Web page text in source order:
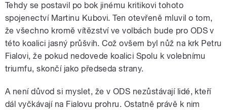
Tehdy se postavil po bok jinému kritikovi tohoto
spojenectví Martinu Kubovi. Ten otevřeně mluvil o tom,
že všechno kromě vítězství ve volbách bude pro ODS v
této koalici jasný průšvih. Což ovšem byl nůž na krk Petru
Fialovi, že pokud nedovede koalici Spolu k volebnímu
triumfu, skončí jako předseda strany.
A není důvod si myslet, že v ODS nezůstávají lidé, kteří
dál vyčkávají na Fialovu prohru. Ostatně právě k nim